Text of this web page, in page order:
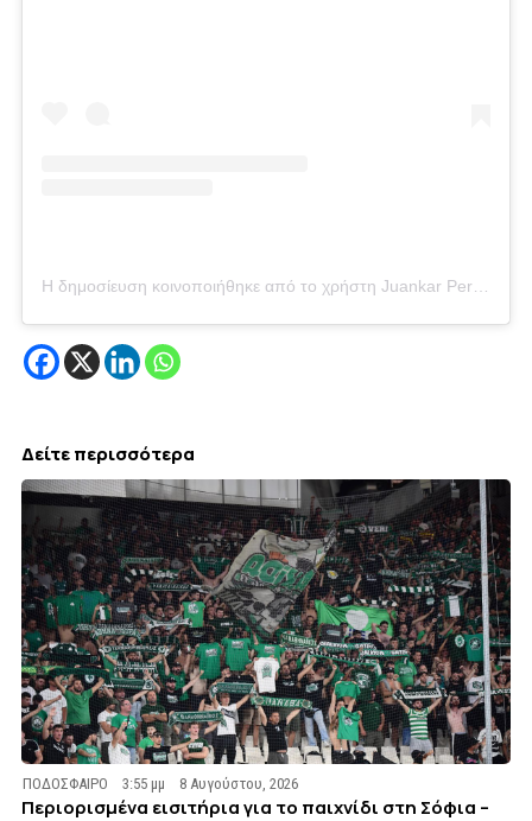
Δείτε περισσότερα
ΠΟΔΟΣΦΑΙΡΟ 3:55 μμ 8 Αυγούστου, 2026
Περιορισμένα εισιτήρια για το παιχνίδι στη Σόφια –